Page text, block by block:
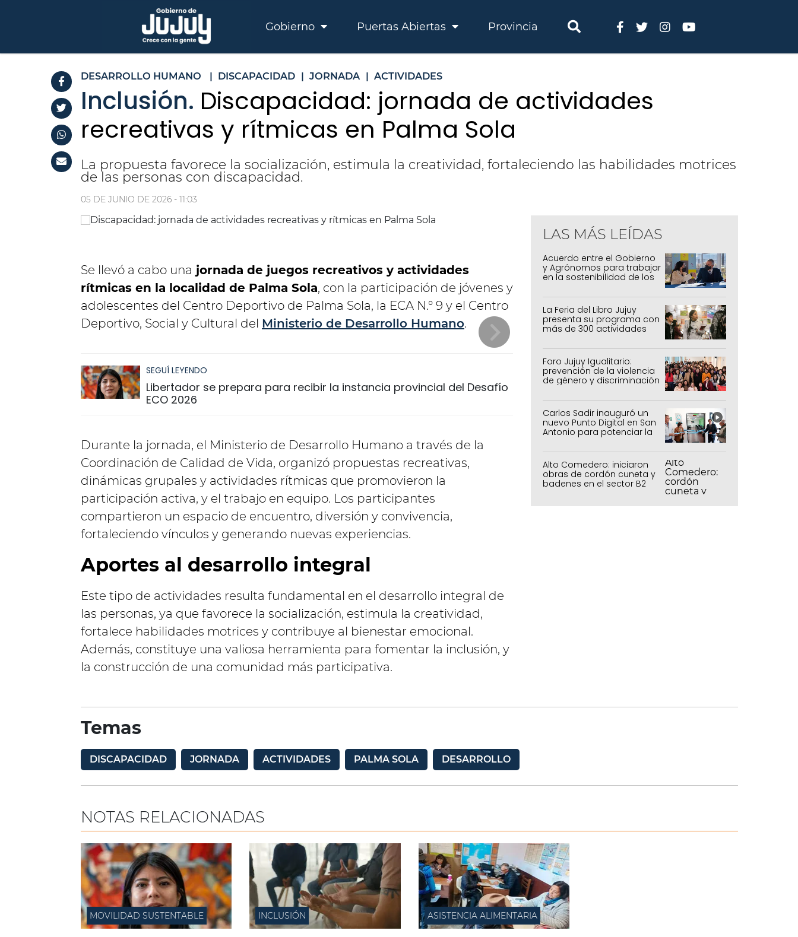
Gobierno Puertas Abiertas Provincia
DESARROLLO HUMANO | DISCAPACIDAD | JORNADA | ACTIVIDADES
Inclusión. Discapacidad: jornada de actividades
recreativas y rítmicas en Palma Sola
La propuesta favorece la socialización, estimula la creatividad, fortaleciendo las habilidades motrices
de las personas con discapacidad.
05 DE JUNIO DE 2026 - 11:03
Se llevó a cabo una jornada de juegos recreativos y actividades
rítmicas en la localidad de Palma Sola, con la participación de jóvenes y
adolescentes del Centro Deportivo de Palma Sola, la ECA N.° 9 y el Centro
Deportivo, Social y Cultural del Ministerio de Desarrollo Humano.
SEGUÍ LEYENDO
Libertador se prepara para recibir la instancia provincial del Desafío
ECO 2026
Durante la jornada, el Ministerio de Desarrollo Humano a través de la
Coordinación de Calidad de Vida, organizó propuestas recreativas,
dinámicas grupales y actividades rítmicas que promovieron la
participación activa, y el trabajo en equipo. Los participantes
compartieron un espacio de encuentro, diversión y convivencia,
fortaleciendo vínculos y generando nuevas experiencias.
Aportes al desarrollo integral
Este tipo de actividades resulta fundamental en el desarrollo integral de
las personas, ya que favorece la socialización, estimula la creatividad,
fortalece habilidades motrices y contribuye al bienestar emocional.
Además, constituye una valiosa herramienta para fomentar la inclusión, y
la construcción de una comunidad más participativa.
LAS MÁS LEÍDAS
Acuerdo entre el Gobierno
y Agrónomos para trabajar
en la sostenibilidad de los
agrícolas, pecuarios y
forestal
La Feria del Libro Jujuy
presenta su programa con
más de 300 actividades
Foro Jujuy Igualitario:
prevención de la violencia
de género y discriminación
Carlos Sadir inauguró un
nuevo Punto Digital en San
Antonio para potenciar la
inclusión tecnológica
Alto Comedero: iniciaron
obras de cordón cuneta y
badenes en el sector B2
Temas
DISCAPACIDAD JORNADA ACTIVIDADES PALMA SOLA DESARROLLO
NOTAS RELACIONADAS
MOVILIDAD SUSTENTABLE INCLUSIÓN ASISTENCIA ALIMENTARIA